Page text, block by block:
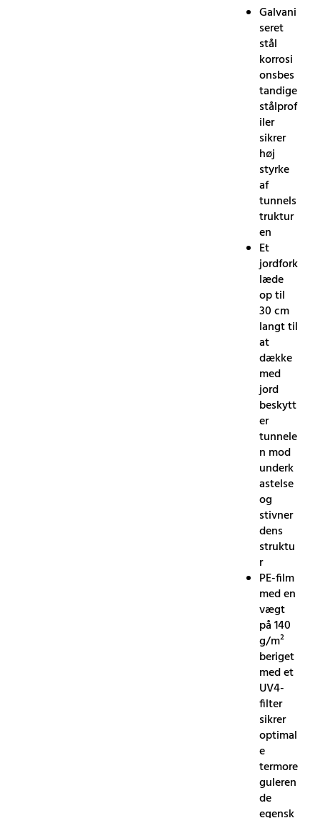
Galvani
seret
stål
korrosi
onsbes
tandige
stålprof
iler
sikrer
høj
styrke
af
tunnels
truktur
en
Et
jordfork
læde
op til
30 cm
langt til
at
dække
med
jord
beskytt
er
tunnele
n mod
underk
astelse
og
stivner
dens
struktu
r
PE-film
med en
vægt
på 140
g/m²
beriget
med et
UV4-
filter
sikrer
optimal
e
termore
guleren
de
egensk